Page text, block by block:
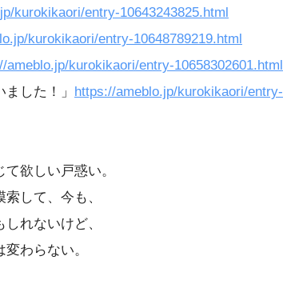
kurokikaori/entry-10643243825.html
kurokikaori/entry-10648789219.html
ameblo.jp/kurokikaori/entry-10658302601.html
した！」
https://ameblo.jp/kurokikaori/entry-
欲しい戸惑い。
して、今も、
れないけど、
わらない。